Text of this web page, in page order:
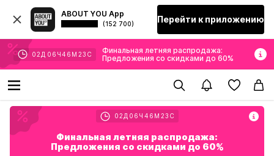
ABOUT YOU App
(152 700) Перейти к приложению
02 Д 06 Ч46 М 22 С
Финальная летняя распродажа:
Предложения со скидками до 60%
02 Д 06 Ч 46 М 22 С
Финальная летняя распродажа:
Предложения со скидками до 60%